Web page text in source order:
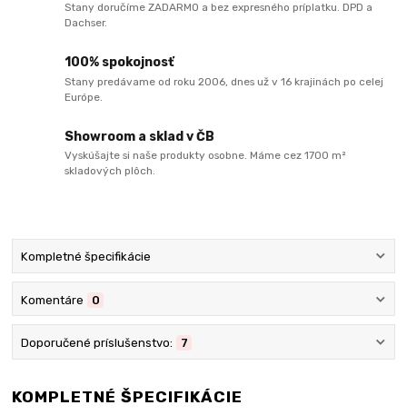
Stany doručíme ZADARMO a bez expresného príplatku. DPD a
Dachser.
100% spokojnosť
Stany predávame od roku 2006, dnes už v 16 krajinách po celej
Európe.
Showroom a sklad v ČB
Vyskúšajte si naše produkty osobne. Máme cez 1700 m²
skladových plôch.
Kompletné špecifikácie
Komentáre 0
Doporučené príslušenstvo: 7
KOMPLETNÉ ŠPECIFIKÁCIE